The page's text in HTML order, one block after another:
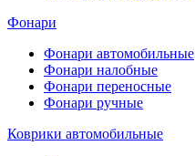
Фонари
Фонари автомобильные
Фонари налобные
Фонари переносные
Фонари ручные
Коврики автомобильные